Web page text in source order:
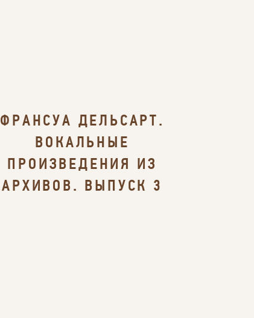
ФРАНСУА ДЕЛЬСАРТ.
ВОКАЛЬНЫЕ
ПРОИЗВЕДЕНИЯ ИЗ
АРХИВОВ. ВЫПУСК 3